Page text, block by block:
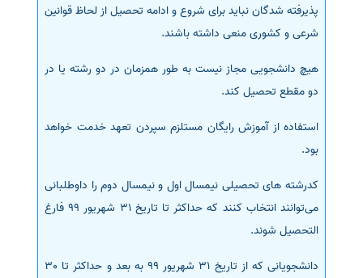
پذیرفته شدگان نباید برای شروع و ادامه تحصیل از لحاظ قوانین
شرعی و کشوری منعی داشته باشند.
هیچ دانشجویی مجاز نیست به طور همزمان در دو رشته یا در
دو مقطع تحصیل کند.
استفاده از آموزش رایگان مستلزم سپردن تعهد خدمت خواهد
بود.
کدرشته های تحصیلی نیمسال اول و نیمسال دوم را داوطلبانی
می‌توانند انتخاب کنند که حداکثر تا تاریخ 31 شهریور 99 فارغ
التحصیل شوند.
دانشجویانی که از تاریخ 31 شهریور 99 به بعد و حداکثر تا 30